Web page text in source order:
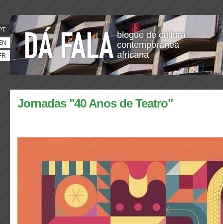
blogue de cultura
contemporânea
africana
Jornadas "40 Anos de Teatro"